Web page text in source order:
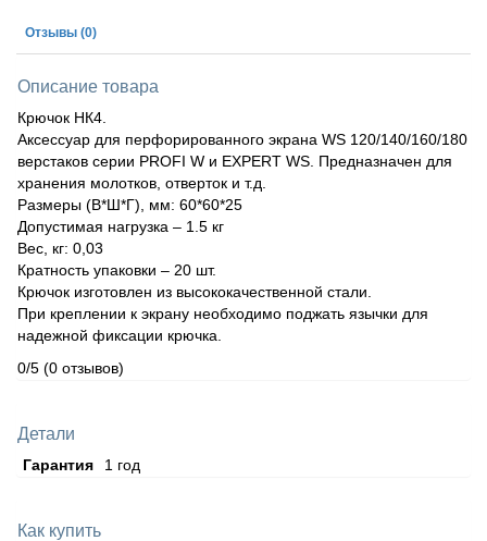
Отзывы (0)
Описание товара
Крючок НК4.
Аксессуар для перфорированного экрана WS 120/140/160/180
верстаков серии PROFI W и EXPERT WS. Предназначен для
хранения молотков, отверток и т.д.
Размеры (В*Ш*Г), мм: 60*60*25
Допустимая нагрузка – 1.5 кг
Вес, кг: 0,03
Кратность упаковки – 20 шт.
Крючок изготовлен из высококачественной стали.
При креплении к экрану необходимо поджать язычки для
надежной фиксации крючка.
0/5 (0 отзывов)
Детали
Гарантия 1 год
Как купить